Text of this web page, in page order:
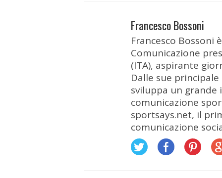
Francesco Bossoni
Francesco Bossoni
Comunicazione
(ITA), aspirante
Dalle sue
sviluppa un
comunicazione
sportsays.net, il
comunicazione